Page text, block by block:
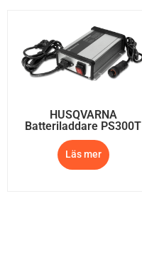
HUSQVARNA
Batteriladdare PS300T
Läs mer